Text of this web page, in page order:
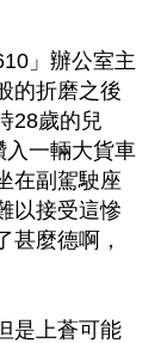
」辦公室主
的折磨之後
28歲的兒
入一輛大貨車
在副駕駛座
以接受這慘
甚麼德啊，
是上蒼可能